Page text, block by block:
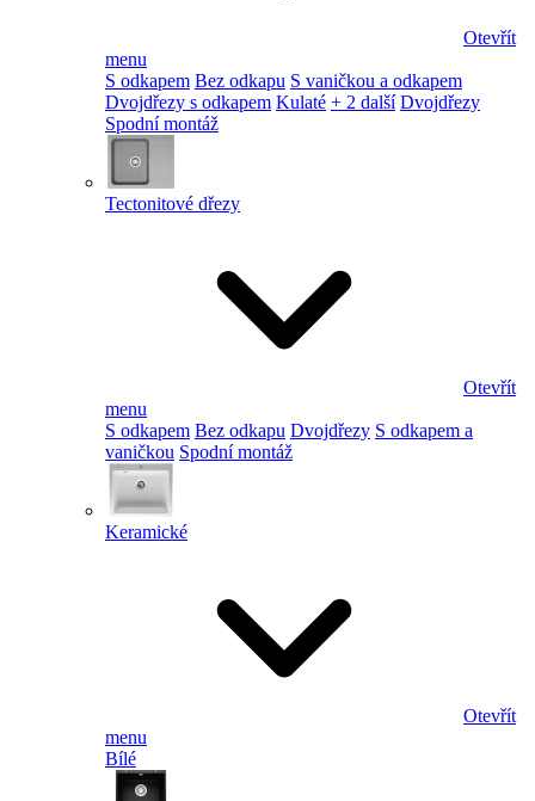
Otevřít
menu
S odkapem Bez odkapu S vaničkou a odkapem
Dvojdřezy s odkapem Kulaté + 2 další Dvojdřezy
Spodní montáž
Tectonitové dřezy
Otevřít
menu
S odkapem Bez odkapu Dvojdřezy S odkapem a
vaničkou Spodní montáž
Keramické
Otevřít
menu
Bílé